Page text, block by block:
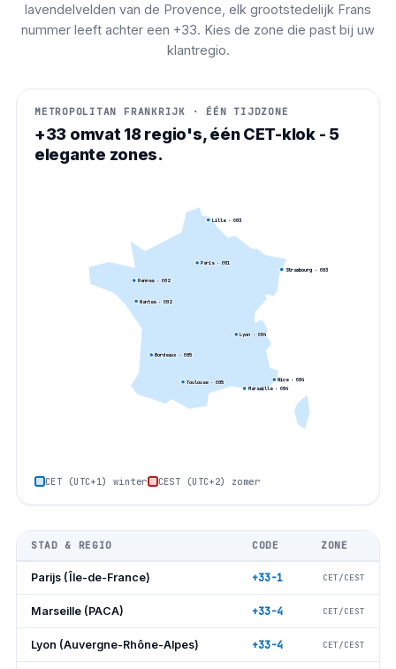
lavendelvelden van de Provence, elk grootstedelijk Frans
nummer leeft achter een +33. Kies de zone die past bij uw
klantregio.
METROPOLITAN FRANKRIJK · ÉÉN TIJDZONE
+33 omvat 18 regio's, één CET-klok - 5
elegante zones.
Paris· 001
Marseille· 004
Lyon· 004
Toulouse· 005 Nice· 004
Nantes· 002
Strasbourg· 003
Bordeaux · 005
Lille· 003
Rennes· 002
CET (UTC+1) winter CEST (UTC+2) zomer
STAD & REGIO CODE ZONE
Parijs (Île-de-France) +33-1 CET/CEST
Marseille (PACA) +33-4 CET/CEST
Lyon (Auvergne-Rhône-Alpes) +33-4 CET/CEST